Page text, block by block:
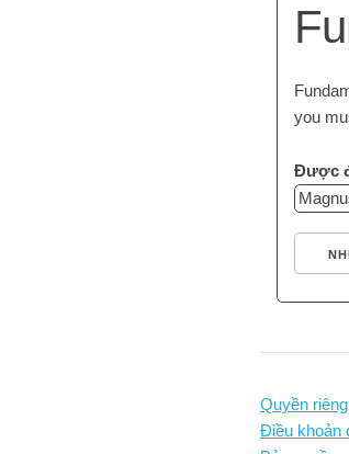
you
Được
Quyền
Điều khoản